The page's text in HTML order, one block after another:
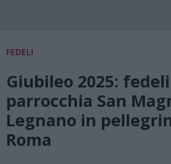
FEDELI
Giubileo 2025:
parrocchia San
Legnano in
Roma